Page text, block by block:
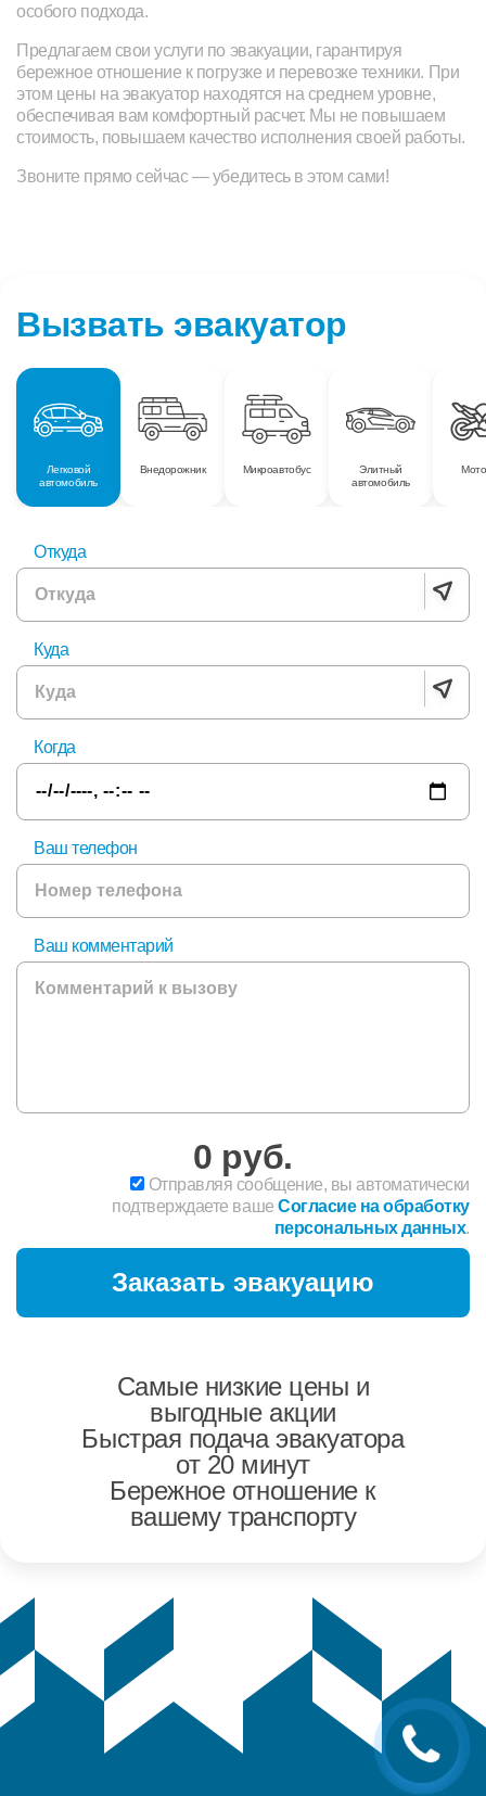
особого подхода.
Предлагаем свои услуги по эвакуации, гарантируя
бережное отношение к погрузке и перевозке техники. При
этом цены на эвакуатор находятся на среднем уровне,
обеспечивая вам комфортный расчет. Мы не повышаем
стоимость, повышаем качество исполнения своей работы.
Звоните прямо сейчас — убедитесь в этом сами!
Вызвать эвакуатор
Легковой
автомобиль
Внедорожник Микроавтобус
Элитный
автомобиль
Откуда
Куда
Когда
Ваш телефон
Ваш комментарий
0 руб.
Отправляя сообщение, вы автоматически
подтверждаете вашеСогласие на обработку
персональных данных.
Самые низкие цены и
выгодные акции
Быстрая подача эвакуатора
от 20 минут
Бережное отношение к
вашему транспорту